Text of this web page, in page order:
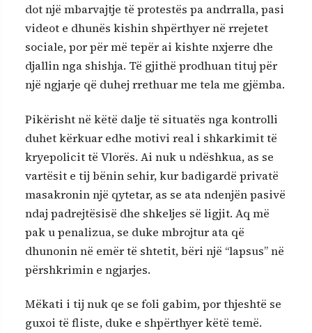
dot një mbarvajtje të protestës pa andrralla, pasi
videot e dhunës kishin shpërthyer në rrejetet
sociale, por për më tepër ai kishte nxjerre dhe
djallin nga shishja. Të gjithë prodhuan tituj për
një ngjarje që duhej rrethuar me tela me gjëmba.
Pikërisht në këtë dalje të situatës nga kontrolli
duhet kërkuar edhe motivi real i shkarkimit të
kryepolicit të Vlorës. Ai nuk u ndëshkua, as se
vartësit e tij bënin sehir, kur badigardë privatë
masakronin një qytetar, as se ata ndenjën pasivë
ndaj padrejtësisë dhe shkeljes së ligjit. Aq më
pak u penalizua, se duke mbrojtur ata që
dhunonin në emër të shtetit, bëri një “lapsus” në
përshkrimin e ngjarjes.
Mëkati i tij nuk qe se foli gabim, por thjeshtë se
guxoi të fliste, duke e shpërthyer këtë temë.